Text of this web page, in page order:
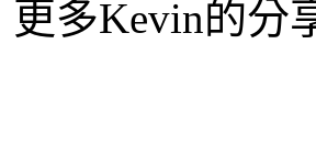
更多Kevin的分